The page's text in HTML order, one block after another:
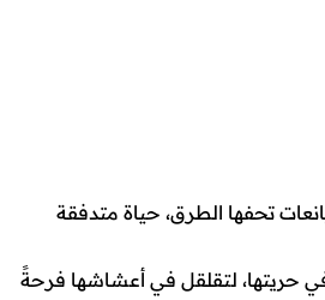
تحفها الطرق، حياة متدفقة
في حريتها، لتقلقل في أعشاشها فرحةً